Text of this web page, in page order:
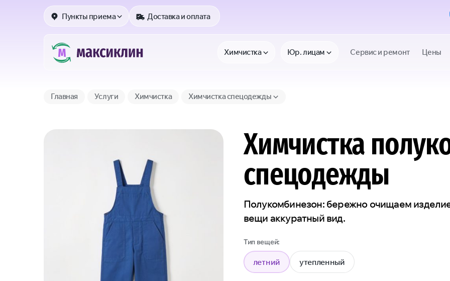
Пункты приема Доставка и оплата
Химчистка Юр. лицам Сервис и ремонт Цены
Главная Услуги Химчистка Химчистка спецодежды
Химчистка
спецодежды
Полукомбинезон: бережно очищаем
вещи аккуратный вид.
Тип вещей:
летний утепленный